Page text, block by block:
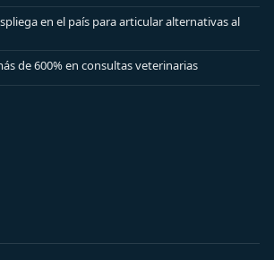
en el país para articular alternativas al
de 600% en consultas veterinarias